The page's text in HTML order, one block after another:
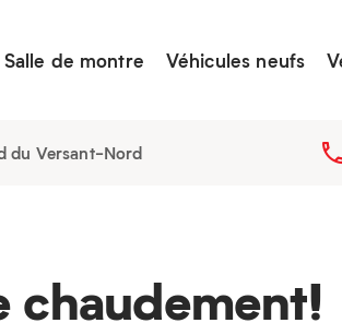
Salle de montre Véhicules neufs
du Versant-Nord
chaudement!